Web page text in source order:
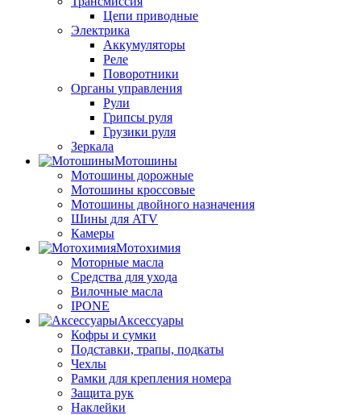
Цепи приводные
Электрика
Аккумуляторы
Реле
Поворотники
Органы управления
Рули
Грипсы руля
Грузики руля
Зеркала
Мотошины
Мотошины дорожные
Мотошины кроссовые
Мотошины двойного назначения
Шины для ATV
Камеры
Мотохимия
Моторные масла
Средства для ухода
Вилочные масла
IPONE
Аксессуары
Кофры и сумки
Подставки, трапы, подкаты
Чехлы
Рамки для крепления номера
Защита рук
Наклейки